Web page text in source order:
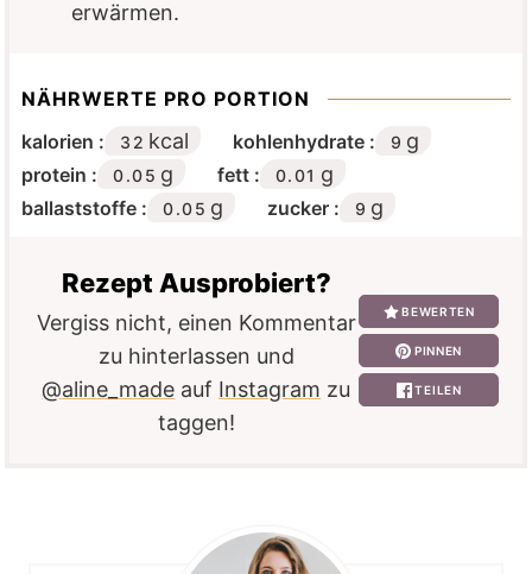
erwärmen.
NÄHRWERTE PRO PORTION
kalorien :
32 kcal kohlenhydrate : 9 g
protein : 0.05 g fett : 0.01 g
ballaststoffe : 0.05 g zucker : 9 g
Rezept Ausprobiert?
Vergiss nicht, einen Kommentar
zu hinterlassen und
@aline_made auf Instagram zu
taggen!
BEWERTEN
PINNEN
TEILEN